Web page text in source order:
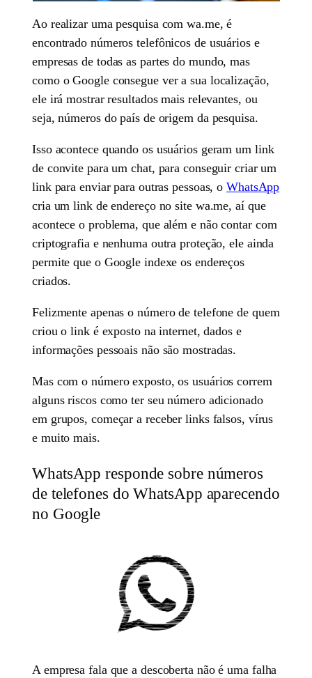
Ao realizar uma pesquisa com wa.me, é
encontrado números telefônicos de usuários e
empresas de todas as partes do mundo, mas
como o Google consegue ver a sua localização,
ele irá mostrar resultados mais relevantes, ou
seja, números do país de origem da pesquisa.
Isso acontece quando os usuários geram um link
de convite para um chat, para conseguir criar um
link para enviar para outras pessoas, oWhatsApp
cria um link de endereço no site wa.me, aí que
acontece o problema, que além e não contar com
criptografia e nenhuma outra proteção, ele ainda
permite que o Google indexe os endereços
criados.
Felizmente apenas o número de telefone de quem
criou o link é exposto na internet, dados e
informações pessoais não são mostradas.
Mas com o número exposto, os usuários correm
alguns riscos como ter seu número adicionado
em grupos, começar a receber links falsos, vírus
e muito mais.
WhatsApp responde sobre números
de telefones do WhatsApp aparecendo
no Google
A empresa fala que a descoberta não é uma falha